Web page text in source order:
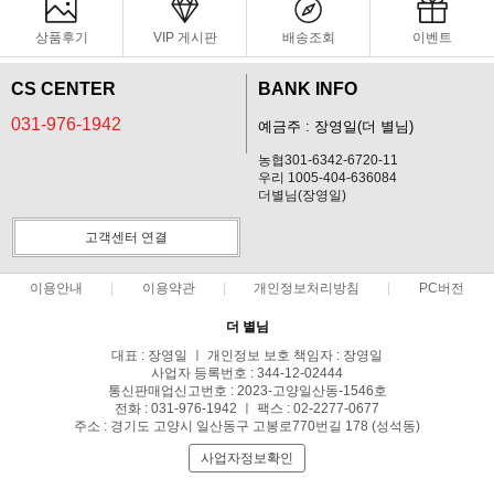
상품후기 VIP 게시판 배송조회 이벤트
CS CENTER
031-976-1942
BANK INFO
예금주 : 장영일(더 별님)
농협301-6342-6720-11
우리 1005-404-636084
더별님(장영일)
고객센터 연결
이용안내 이용약관 개인정보처리방침 PC버전
더 별님
대표 : 장영일 ㅣ 개인정보 보호 책임자 : 장영일
사업자 등록번호 : 344-12-02444
통신판매업신고번호 : 2023-고양일산동-1546호
전화 : 031-976-1942 ㅣ 팩스 : 02-2277-0677
주소 : 경기도 고양시 일산동구 고봉로770번길 178 (성석동)
사업자정보확인